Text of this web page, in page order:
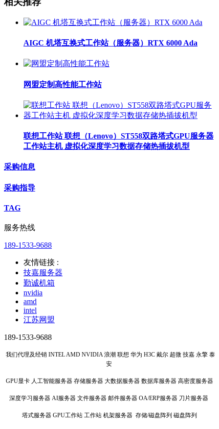
AIGC 机塔互换式工作站（服务器）RTX 6000 Ada
网盟定制高性能工作站
联想工作站 联想（Lenovo）ST558双路塔式GPU服务器
工作站主机 虚拟化深度学习数据存储热插拔机型
采购信息
采购指导
TAG
服务热线
189-1533-9688
友情链接 :
技嘉服务器
勤诚机箱
nvidia
amd
intel
江苏网盟
189-1533-9688
我们代理及经销 INTEL AMD NVIDIA 浪潮 联想 华为 H3C 戴尔 超微 技嘉 永擎 泰
安
GPU显卡 人工智能服务器 存储服务器 大数据服务器 数据库服务器 高密度服务器
深度学习服务器 AI服务器 文件服务器 邮件服务器 OA/ERP服务器 刀片服务器
塔式服务器 GPU工作站 工作站 机架服务器 存储/磁盘阵列 磁盘阵列